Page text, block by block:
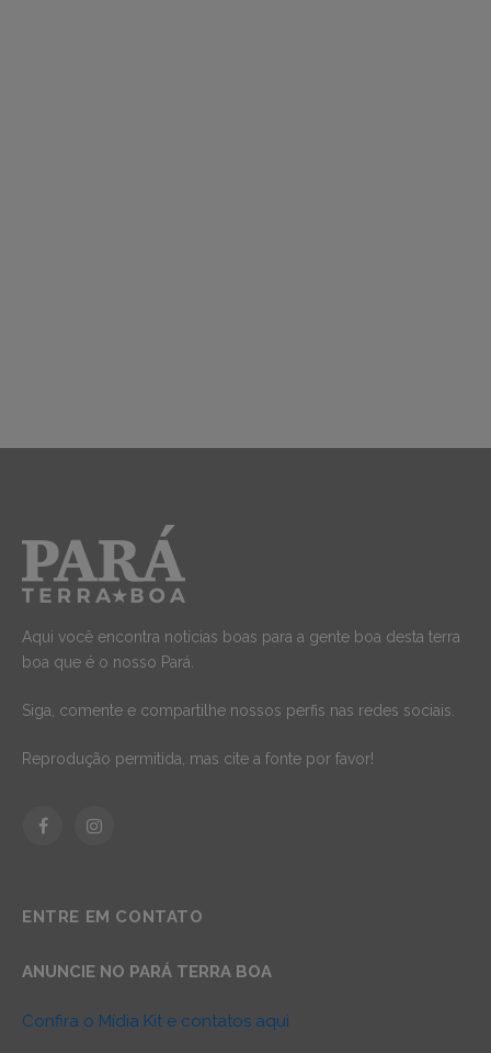
Aqui você encontra notícias boas para a gente boa desta terra
boa que é o nosso Pará.
Siga, comente e compartilhe nossos perfis nas redes sociais.
Reprodução permitida, mas cite a fonte por favor!
FacebookInstagram
ENTRE EM CONTATO
ANUNCIE NO PARÁ TERRA BOA
Confira o Mídia Kit e contatos aqui